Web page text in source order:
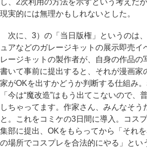
し、2次利用の方法を示すという考えだ
現実的には無理かもしれないとした。
次に、3）の「当日版権」というのは
ュアなどのガレージキットの展示即売イ
レージキットの製作者が、自身の作品の
書いて事前に提出すると、それが漫画家
家がOKを出すかどうか判断する仕組み。
「今は“魔改造”はもう出てこないので、
しちゃってます。作家さん、みんなそう
と。これをコミケの3日間に導入。コス
集部に提出、OKをもらってから「それ
の場所でコスプレを合法的にやる」とい